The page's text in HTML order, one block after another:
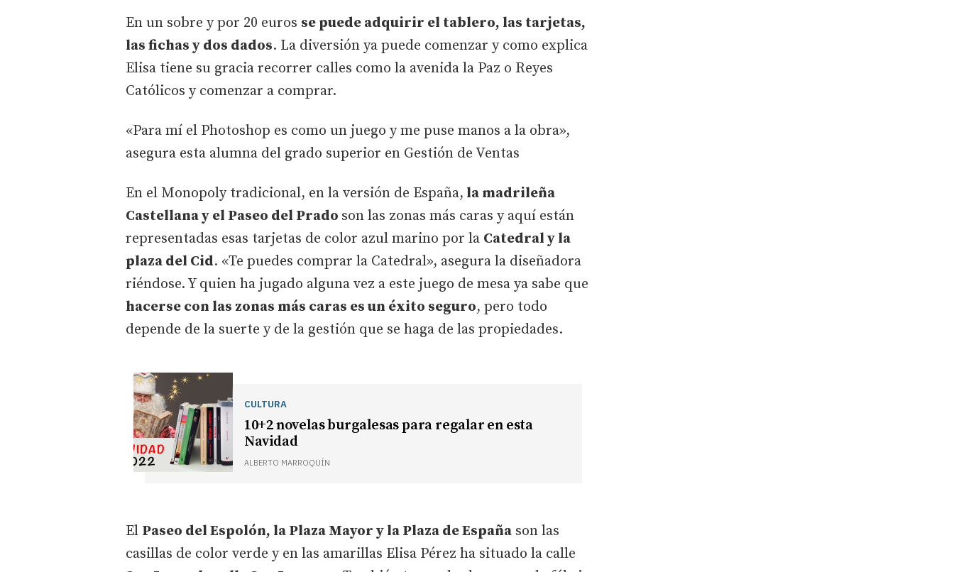
En un sobre y por 20 euros se puede adquirir el tablero, las tarjetas,
las fichas y dos dados. La diversión ya puede comenzar y como explica
Elisa tiene su gracia recorrer calles como la avenida la Paz o Reyes
Católicos y comenzar a comprar.
«Para mí el Photoshop es como un juego y me puse manos a la obra»,
asegura esta alumna del grado superior en Gestión de Ventas
En el Monopoly tradicional, en la versión de España, la madrileña
Castellana y el Paseo del Prado son las zonas más caras y aquí están
representadas esas tarjetas de color azul marino por la Catedral y la
plaza del Cid. «Te puedes comprar la Catedral», asegura la diseñadora
riéndose. Y quien ha jugado alguna vez a este juego de mesa ya sabe que
hacerse con las zonas más caras es un éxito seguro, pero todo
depende de la suerte y de la gestión que se haga de las propiedades.
CULTURA
10+2 novelas burgalesas para regalar en esta
Navidad
ALBERTO MARROQUÍN
El Paseo del Espolón, la Plaza Mayor y la Plaza de España son las
casillas de color verde y en las amarillas Elisa Pérez ha situado la calle